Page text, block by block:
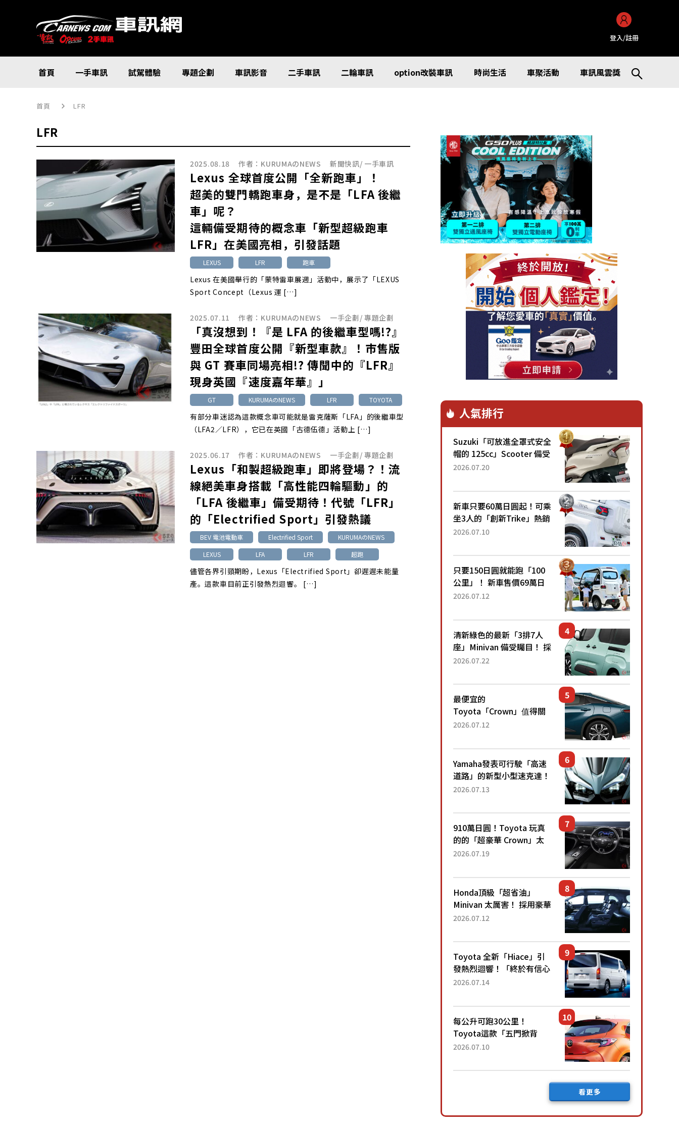
登入/註冊
首頁 一手車訊 試駕體驗 專題企劃 車訊影音 二手車訊 二輪車訊 option改裝車訊 時尚生活 車聚活動 車訊風雲獎
首頁 LFR
LFR
2025.08.18 作者： KURUMAのNEWS 新聞快訊/ 一手車訊
Lexus 全球首度公開「全新跑車」！
超美的雙門轎跑車身，是不是「LFA 後繼
車」呢？
這輛備受期待的概念車「新型超級跑車
LFR」在美國亮相，引發話題
LEXUS LFR 跑車
Lexus 在美國舉行的「蒙特雷車展週」活動中，展示了「LEXUS
Sport Concept（Lexus 運 […]
2025.07.11 作者： KURUMAのNEWS 一手企劃 /專題企劃
「真沒想到！『是 LFA 的後繼車型嗎!?』
豐田全球首度公開『新型車款』！市售版
與 GT 賽車同場亮相!? 傳聞中的『LFR』
現身英國『速度嘉年華』」
GT KURUMAのNEWS LFR TOYOTA
有部分車迷認為這款概念車可能就是雷克薩斯「LFA」的後繼車型
（LFA2／LFR），它已在英國「古德伍德」活動上 […]
2025.06.17 作者： KURUMAのNEWS 一手企劃 /專題企劃
Lexus「和製超級跑車」即將登場？！流
線絕美車身搭載「高性能四輪驅動」的
「LFA 後繼車」備受期待！代號「LFR」
的「Electrified Sport」引發熱議
BEV 電池電動車 Electrified Sport
KURUMAのNEWS
LEXUS
LFA LFR 超跑
儘管各界引頸期盼，Lexus「Electrified Sport」卻遲遲未能量
產。這款車目前正引發熱烈迴響。 […]
人氣排行
Suzuki「可放進全罩式安全
帽的 125cc」Scooter 備受
矚目！採用全新流線設計與
已陸續開始出口的新款
「B...
2026.07.20
新車只要60萬日圓起！可乘
坐3人的「創新Trike」熱銷
大賣成為人氣車款！「養車
日圓就能跑100公里」「小
朋友坐得...
2026.07.10
只要150日圓就能跑「100
公里」！ 新車售價69萬日
圓的「3人座」Trike大受歡
為何能迅速熱賣？
2026.07.12
清新綠色的最新「3排7人
座」Minivan 備受矚目！ 採
用全長4.7公尺剛剛好的車
還推出467萬元日圓起的5
人座版...
2026.07.22
最便宜的
Toyota「Crown」值得關
注！ 搭載4WD、每公升
眼！ 配備豐富、超越售價
水準，堪稱高CP值代表的
「...
2026.07.12
Yamaha發表可行駛「高速
道路」的新型小型速克達！
搭載能享受超強勁「渦輪
高階「Super Sport」車款
相同的...
2026.07.13
910萬日圓！Toyota 玩真
的的「超豪華 Crown」太
厲害了！採用由「匠人技
運動化「底盤設定」！還配
備專屬豪華...
2026.07.19
Honda頂級「超省油」
Minivan 太厲害！ 採用豪華
「真皮座椅」與專屬「黑色
公里，兼具優異節能表現與
舒適「三...
2026.07.12
Toyota 全新「Hiace」引
發熱烈迴響！「終於有信心
下訂了！」「哪個等級交車
後竟然還要等「超過半年」
才能交車？...
2026.07.14
每公升可跑30公里！
Toyota這款「五門掀背
車」真的很厲害！ 擁有全
尺寸」，配備全面升級！
2026.07.10
看更多